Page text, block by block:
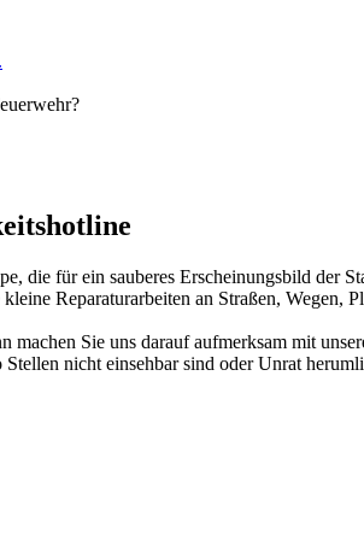
die für ein sauberes Erscheinungsbild der
Reparaturarbeiten an Straßen, Wegen,
machen Sie uns darauf aufmerksam mit
nicht einsehbar sind oder Unrat